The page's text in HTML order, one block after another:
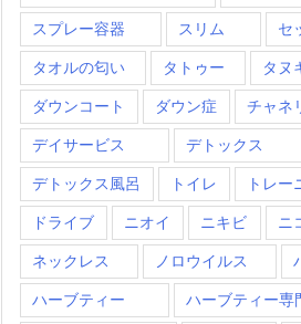
スプレー容器 スリム セ
タオルの匂い タトゥー タヌ
ダウンコート ダウン症 チャネ
デイサービス デトックス
デトックス風呂 トイレ トレー
ドライブ ニオイ ニキビ ニ
ネックレス ノロウイルス
ハーブティー ハーブティー専